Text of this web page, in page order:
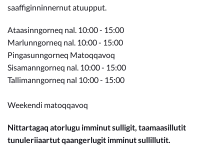
saaffiginninnernut atuupput.
Ataasinngorneq nal. 10:00 - 15:00
Marlunngorneq nal. 10:00 - 15:00
Pingasunngorneq Matoqqavoq
Sisamanngorneq nal. 10:00 - 15:00
Tallimanngorneq nal 10:00 - 15:00
Weekendi matoqqavoq
Nittartagaq atorlugu imminut sulligit, taamaasillutit
tunuleriiaartut qaangerlugit imminut sullillutit.